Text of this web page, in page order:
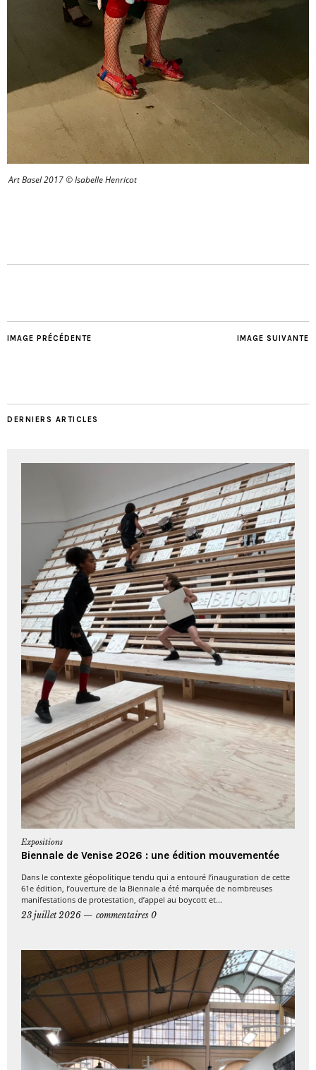
Art Basel 2017 © Isabelle Henricot
IMAGE SUIVANTE
IMAGE PRÉCÉDENTE
DERNIERS ARTICLES
Expositions
Biennale de Venise 2026 : une édition mouvementée
Dans le contexte géopolitique tendu qui a entouré l’inauguration de cette
61e édition, l’ouverture de la Biennale a été marquée de nombreuses
manifestations de protestation, d’appel au boycott et...
23 juillet 2026
commentaires 0